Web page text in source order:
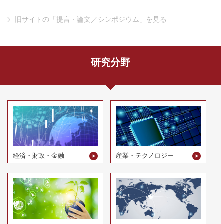
旧サイトの「提言・論文／シンポジウム」を見る
研究分野
経済・財政・金融 産業・テクノロジー